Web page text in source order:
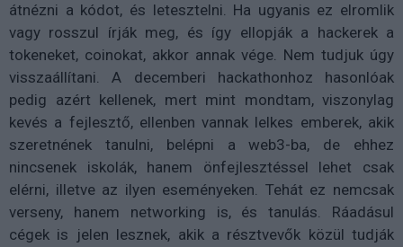
átnézni a kódot, és letesztelni. Ha ugyanis ez elromlik
vagy rosszul írják meg, és így ellopják a hackerek a
tokeneket, coinokat, akkor annak vége. Nem tudjuk úgy
visszaállítani. A decemberi hackathonhoz hasonlóak
pedig azért kellenek, mert mint mondtam, viszonylag
kevés a fejlesztő, ellenben vannak lelkes emberek, akik
szeretnének tanulni, belépni a web3-ba, de ehhez
nincsenek iskolák, hanem önfejlesztéssel lehet csak
elérni, illetve az ilyen eseményeken. Tehát ez nemcsak
verseny, hanem networking is, és tanulás. Ráadásul
cégek is jelen lesznek, akik a résztvevők közül tudják